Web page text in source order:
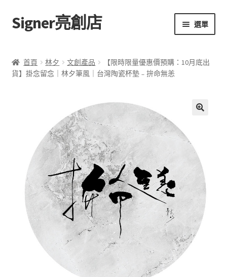
跳
至
覽
列
跳
至
要
內
Signer亮創店 選單
購物車
學校選書（中學）
「此時此地 看見亮光」2025特展
網上書店
無紙書
聯絡我們+郵費
首頁 林夕 文創產品
【限時限量優惠價預購：10月底出
貨】掛念留念｜林夕筆風｜台灣陶瓷杯墊﹣拚命無恙